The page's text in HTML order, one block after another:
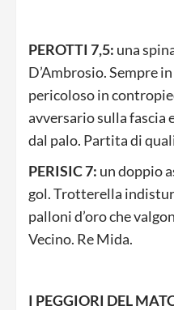
PEROTTI 7,5: una
D’Ambrosio. Sempre
pericoloso in
avversario sulla fascia
dal palo. Partita di
PERISIC 7: un doppio
gol. Trotterella
palloni d’oro che
Vecino. Re Mida.
I PEGGIORI DEL